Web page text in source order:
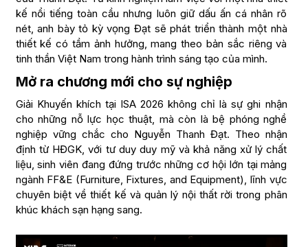
kế nổi tiếng toàn cầu nhưng luôn giữ dấu ấn cá nhân rõ
nét, anh bày tỏ kỳ vọng Đạt sẽ phát triển thành một nhà
thiết kế có tầm ảnh hưởng, mang theo bản sắc riêng và
tinh thần Việt Nam trong hành trình sáng tạo của mình.
Mở ra chương mới cho sự nghiệp
Giải Khuyến khích tại ISA 2026 không chỉ là sự ghi nhận
cho những nỗ lực học thuật, mà còn là bệ phóng nghề
nghiệp vững chắc cho Nguyễn Thanh Đạt. Theo nhận
định từ HĐGK, với tư duy duy mỹ và khả năng xử lý chất
liệu, sinh viên đang đứng trước những cơ hội lớn tại mảng
ngành FF&E (Furniture, Fixtures, and Equipment), lĩnh vực
chuyên biệt về thiết kế và quản lý nội thất rời trong phân
khúc khách sạn hạng sang.